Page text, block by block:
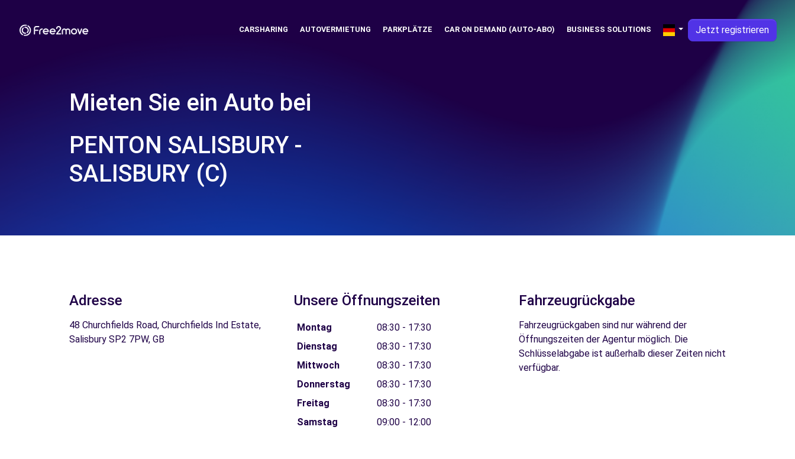
CARSHARING AUTOVERMIETUNG PARKPLÄTZE CAR ON DEMAND (AUTO-ABO) BUSINESS SOLUTIONS Jetzt registrieren
Mieten Sie ein Auto bei
PENTON SALISBURY -
SALISBURY (C)
Adresse
48 Churchfields Road, Churchfields Ind Estate,
Salisbury SP2 7PW, GB
Unsere Öffnungszeiten
Montag
08:30 - 17:30
Dienstag
08:30 - 17:30
Mittwoch
08:30 - 17:30
Donnerstag
08:30 - 17:30
Freitag
08:30 - 17:30
Samstag
09:00 - 12:00
Fahrzeugrückgabe
Fahrzeugrückgaben sind nur während der
Öffnungszeiten der Agentur möglich. Die
Schlüsselabgabe ist außerhalb dieser Zeiten nicht
verfügbar.